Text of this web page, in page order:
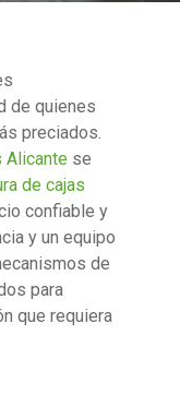
de quienes
preciados.
Alicante se
de cajas
confiable y
y un equipo
de
para
que requiera